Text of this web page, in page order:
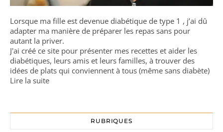
Lorsque ma fille est devenue diabétique de type 1 , j’ai dû
adapter ma manière de préparer les repas sans pour
autant la priver.
J'ai créé ce site pour présenter mes recettes et aider les
diabétiques, leurs amis et leurs familles, à trouver des
idées de plats qui conviennent à tous (même sans diabète)
Lire la suite
RUBRIQUES